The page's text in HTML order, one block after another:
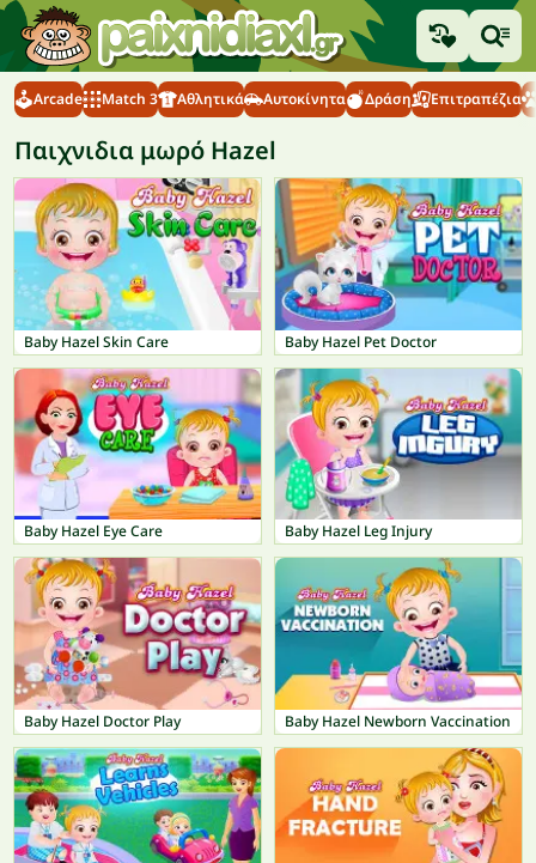
Arcade Match 3 Αθλητικά Αυτοκίνητα Δράση Επιτραπέζια
Παιχνιδια μωρό Hazel
Baby Hazel Skin Care Baby Hazel Pet Doctor
Baby Hazel Eye Care Baby Hazel Leg Injury
Baby Hazel Doctor Play Baby Hazel Newborn Vaccination